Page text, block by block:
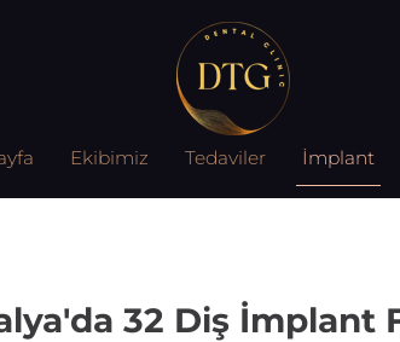
Ekibimiz Tedaviler İmplant
32 Diş İmplant